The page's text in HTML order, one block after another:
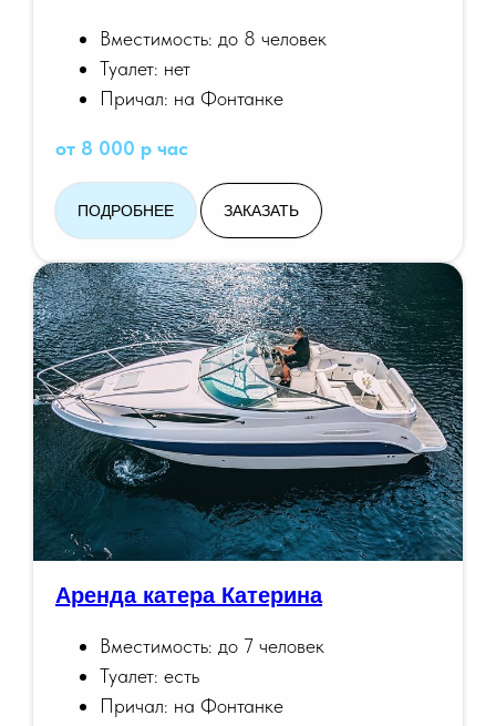
Вместимость: до 8 человек
Туалет: нет
Причал: на Фонтанке
от 8 000 р час
ПОДРОБНЕЕ ЗАКАЗАТЬ
Аренда катера Катерина
Вместимость: до 7 человек
Туалет: есть
Причал: на Фонтанке